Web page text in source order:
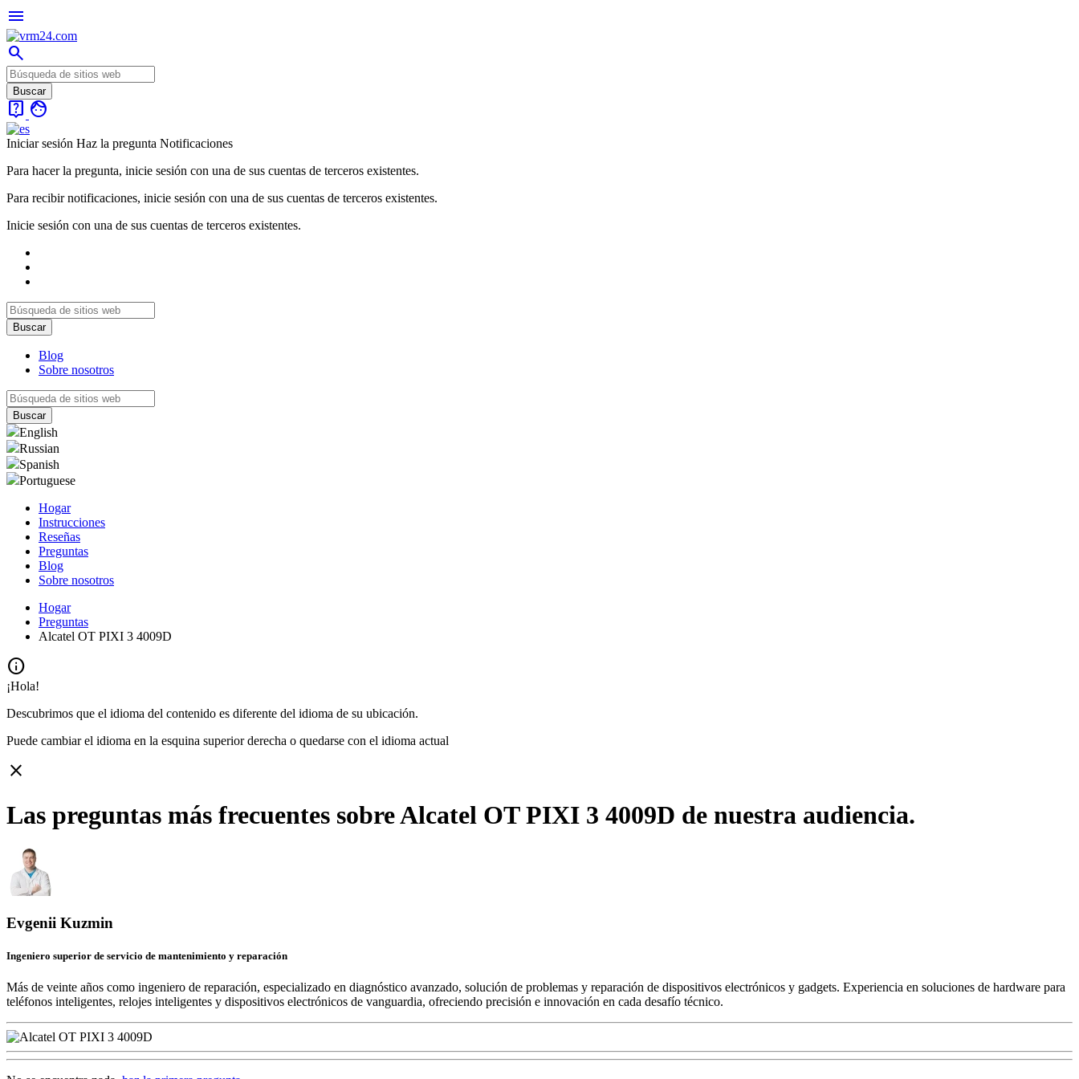
menu
search
live_help face
Iniciar sesión Haz la pregunta Notificaciones
Para hacer la pregunta, inicie sesión con una de sus cuentas de terceros existentes.
Para recibir notificaciones, inicie sesión con una de sus cuentas de terceros existentes.
Inicie sesión con una de sus cuentas de terceros existentes.
Blog
Sobre nosotros
English
Russian
Spanish
Portuguese
Hogar
Instrucciones
Reseñas
Preguntas
Blog
Sobre nosotros
Hogar
Preguntas
Alcatel OT PIXI 3 4009D
info
¡Hola!
Descubrimos que el idioma del contenido es diferente del idioma de su ubicación.
Puede cambiar el idioma en la esquina superior derecha o quedarse con el idioma actual
close
Las preguntas más frecuentes sobre Alcatel OT PIXI 3 4009D de nuestra audiencia.
Evgenii Kuzmin
Ingeniero superior de servicio de mantenimiento y reparación
Más de veinte años como ingeniero de reparación, especializado en diagnóstico avanzado, solución de problemas y reparación de dispositivos electrónicos y gadgets. Experiencia en soluciones de hardware para
teléfonos inteligentes, relojes inteligentes y dispositivos electrónicos de vanguardia, ofreciendo precisión e innovación en cada desafío técnico.